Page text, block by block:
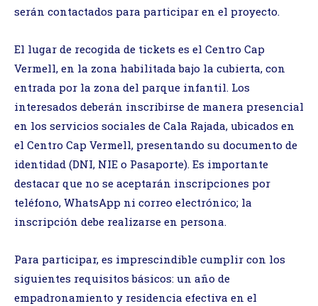
serán contactados para participar en el proyecto.
El lugar de recogida de tickets es el Centro Cap
Vermell, en la zona habilitada bajo la cubierta, con
entrada por la zona del parque infantil. Los
interesados deberán inscribirse de manera presencial
en los servicios sociales de Cala Rajada, ubicados en
el Centro Cap Vermell, presentando su documento de
identidad (DNI, NIE o Pasaporte). Es importante
destacar que no se aceptarán inscripciones por
teléfono, WhatsApp ni correo electrónico; la
inscripción debe realizarse en persona.
Para participar, es imprescindible cumplir con los
siguientes requisitos básicos: un año de
empadronamiento y residencia efectiva en el